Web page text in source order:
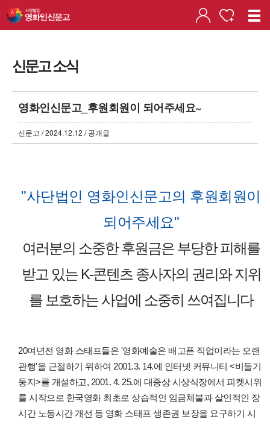
신문고 소식
영화인신문고_후원회원이 되어주세요~
신문고 / 2024.12.12 / 공개글
"사단법인 영화인신문고의 후원회원이
되어주세요"
여러분의 소중한 후원금은 부당한 피해를
받고 있는 K-콘텐츠 종사자의 권리와 지위
를 보호하는 사업에 소중히 쓰여집니다
20여년전 영화 스태프들은 '영화예술은 배고픈 직업이라는 오랜
관행'을 근절하기 위하여 2001.3. 14.에 인터넷 커뮤니티 <비둘기
둥지>를 개설하고, 2001. 4. 25.에 대종상 시상식장에서 피켓시위
를 시작으로 한국영화 최초로 상습적인 임금체불과 살인적인 장
시간 노동시간 개선 등 영화 스태프 생존권 보장을 요구하기 시